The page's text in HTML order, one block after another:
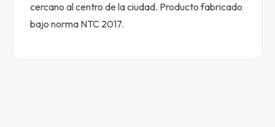
cercano al centro de la ciudad. Producto fabricado
bajo norma NTC 2017.